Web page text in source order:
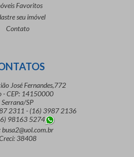
Favoritos
seu imóvel
Contato
José Fernandes,772
- CEP: 14150000
Serrana/SP
2311 - (16) 3987 2136
98163 5274
busa2@uol.com.br
38408